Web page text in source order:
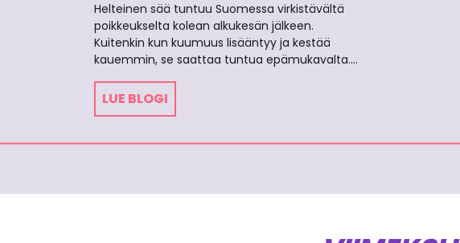
Helteinen sää tuntuu Suomessa virkistävältä
poikkeukselta kolean alkukesän jälkeen.
Kuitenkin kun kuumuus lisääntyy ja kestää
kauemmin, se saattaa tuntua epämukavalta.…
LUE BLOGI